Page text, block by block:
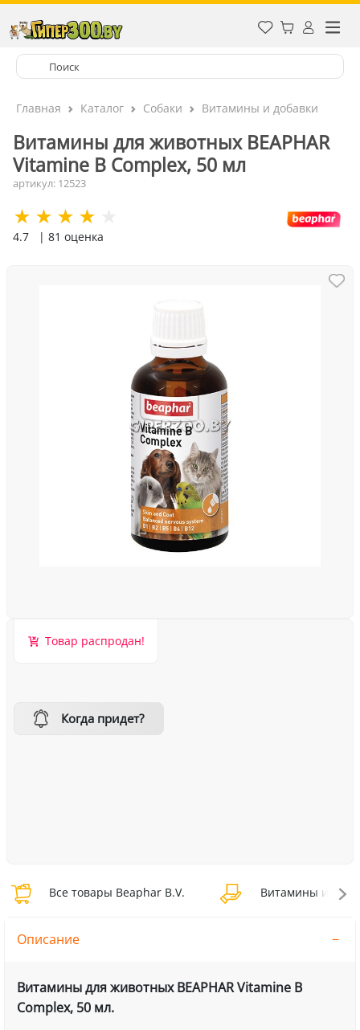
Главная Каталог Собаки Витамины и добавки
Витамины для животных BEAPHAR
Vitaminе B Complex, 50 мл
артикул: 12523
4.7 | 81 оценка
Товар распродан!
Когда придет?
Все товары Beaphar B.V. Витамины и
Описание
Витамины для животных BEAPHAR Vitaminе B
Complex, 50 мл.